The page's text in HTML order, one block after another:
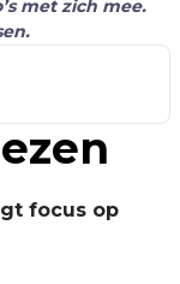
met zich mee.
focus op